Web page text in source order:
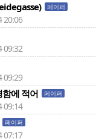
페이퍼
20:06
09:32
09:29
함에 적어 페이퍼
09:14
페이퍼
07:17